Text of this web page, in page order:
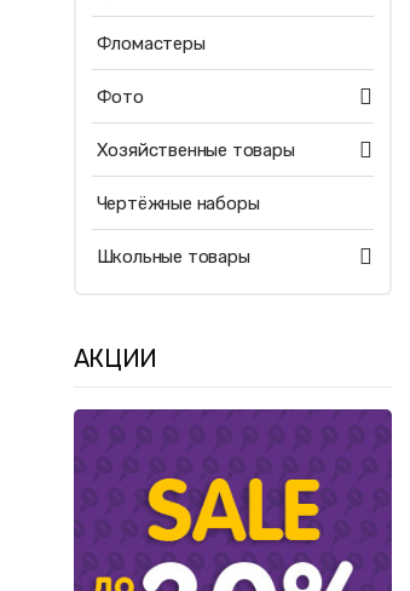
Фломастеры
Фото
Хозяйственные товары
Чертёжные наборы
Школьные товары
АКЦИИ